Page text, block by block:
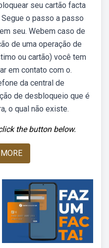
seu cartão facta
o passo a passo
seu. Webem caso de
de uma operação de
ou cartão) você tem
em contato com o.
da central de
de desbloqueio que é
o qual não existe.
the button below.